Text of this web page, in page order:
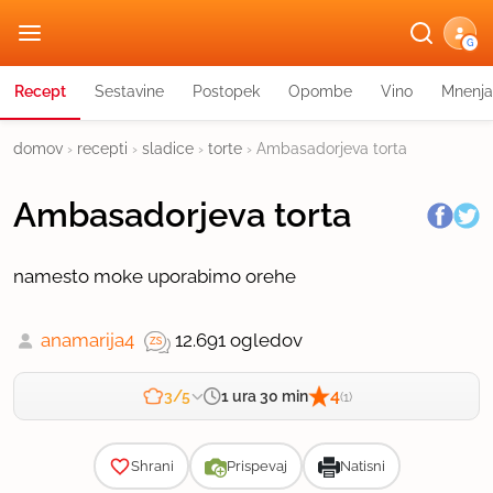
G
Recept Sestavine Postopek Opombe Vino Mnenja
domov › recepti › sladice › torte › Ambasadorjeva torta
Ambasadorjeva torta
namesto moke uporabimo orehe
anamarija4 12.691 ogledov
3/5 1 ura 30 min 4(1)
Shrani Prispevaj Natisni